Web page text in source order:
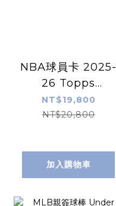
NBA球員卡 2025-
26 Topps
Signature Class
Basketball -
網貨 全新
NT$19,800
NT$20,800
加入購物車